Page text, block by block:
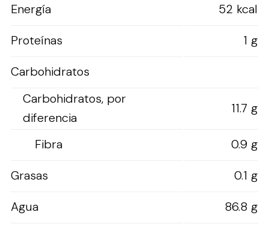
Energía
52 kcal
Proteínas
1 g
Carbohidratos
Carbohidratos, por
diferencia
11.7 g
Fibra
0.9 g
Grasas
0.1 g
Agua
86.8 g